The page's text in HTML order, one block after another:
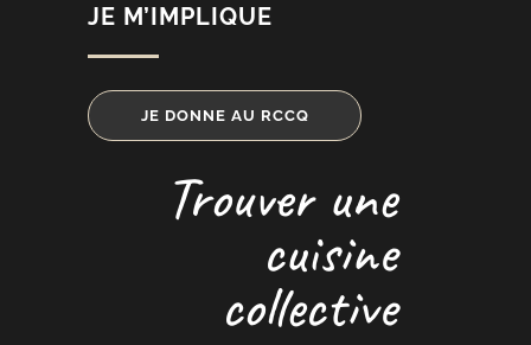
JE M’IMPLIQUE
JE DONNE AU RCCQ
Trouver une
cuisine
collective